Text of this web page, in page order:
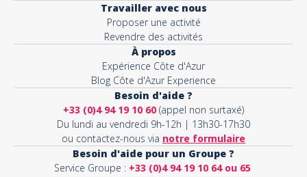
Travailler avec nous
Proposer une activité
Revendre des activités
À propos
Expérience Côte d'Azur
Blog Côte d'Azur Experience
Besoin d'aide ?
+33 (0)4 94 19 10 60 (appel non surtaxé)
Du lundi au vendredi 9h-12h | 13h30-17h30
ou contactez-nous via notre formulaire
Besoin d'aide pour un Groupe ?
Service Groupe : +33 (0)4 94 19 10 64 ou 65